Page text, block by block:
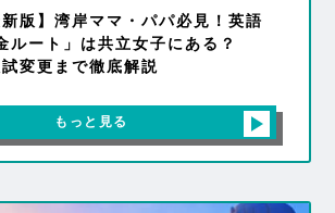
新版】湾岸ママ・パパ必見！英語
ルート」は共立女子にある？
変更まで徹底解説
もっと見る